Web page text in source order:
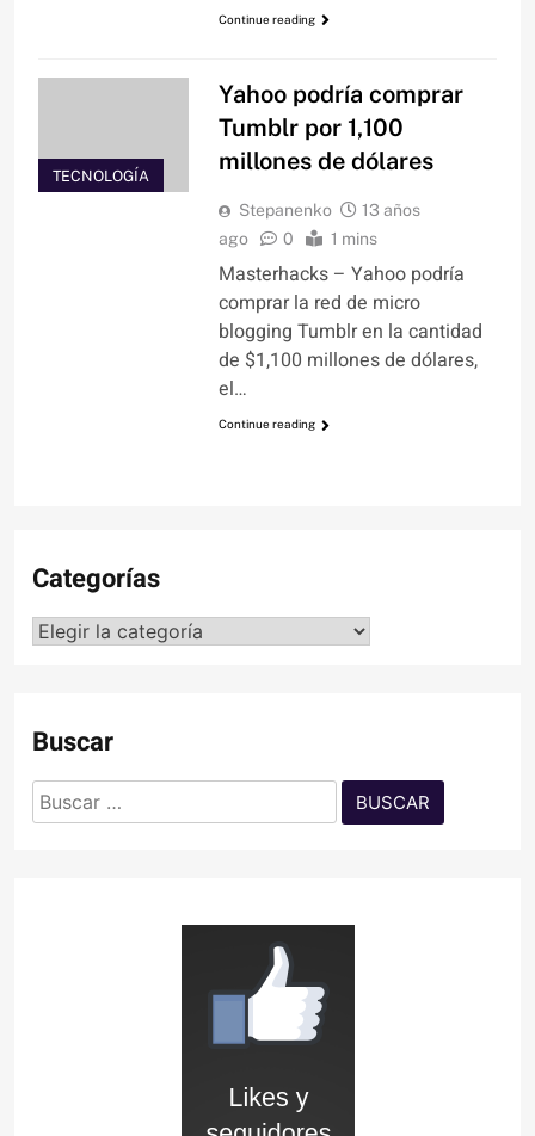
Continue reading
TECNOLOGÍA
Yahoo podría comprar
Tumblr por 1,100
millones de dólares
Stepanenko
13 años
ago
0 1 mins
Masterhacks – Yahoo podría
comprar la red de micro
blogging Tumblr en la cantidad
de $1,100 millones de dólares,
el…
Continue reading
Categorías
Categorías
Buscar
Buscar: